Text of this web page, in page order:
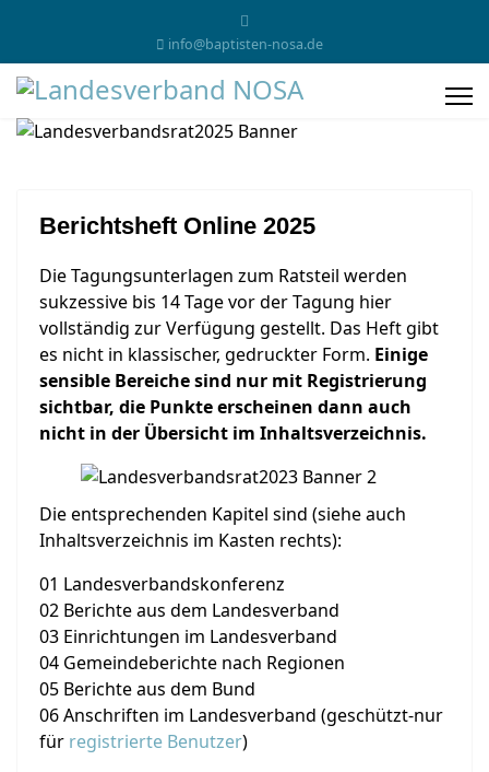
info@baptisten-nosa.de
Berichtsheft Online 2025
Die Tagungsunterlagen zum Ratsteil werden
sukzessive bis 14 Tage vor der Tagung hier
vollständig zur Verfügung gestellt. Das Heft gibt
es nicht in klassischer, gedruckter Form. Einige
sensible Bereiche sind nur mit Registrierung
sichtbar, die Punkte erscheinen dann auch
nicht in der Übersicht im Inhaltsverzeichnis.
Die entsprechenden Kapitel sind (siehe auch
Inhaltsverzeichnis im Kasten rechts):
01 Landesverbandskonferenz
02 Berichte aus dem Landesverband
03 Einrichtungen im Landesverband
04 Gemeindeberichte nach Regionen
05 Berichte aus dem Bund
06 Anschriften im Landesverband (geschützt-nur
für registrierte Benutzer)